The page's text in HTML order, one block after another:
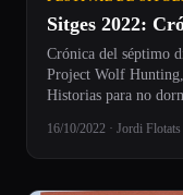
Sitges 2022:
Crónica del séptimo
Project Wolf
Historias para no
16/10/2022 · Jordi Flotats